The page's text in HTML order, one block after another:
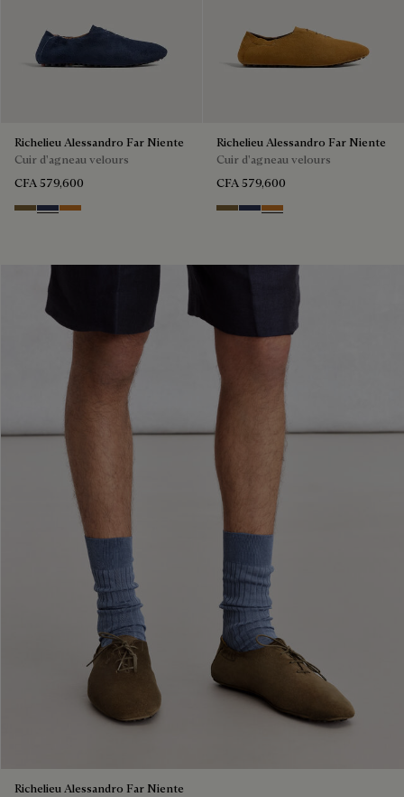
Richelieu Alessandro Far Niente
Cuir d'agneau velours
CFA 579,600
KakiBlu Ocher
Richelieu Alessandro Far Niente
Cuir d'agneau velours
CFA 579,600
KakiBlu Ocher
Richelieu Alessandro Far Niente